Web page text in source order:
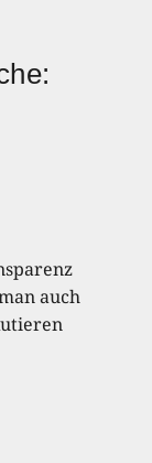
auch